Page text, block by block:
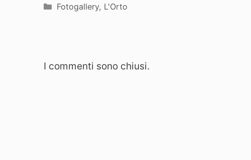
Categorie
Fotogallery, L'Orto
I commenti sono chiusi.